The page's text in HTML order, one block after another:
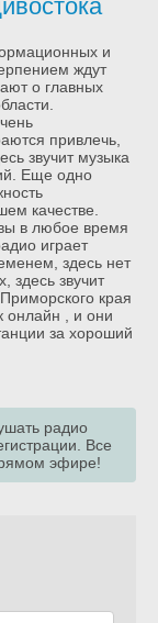
и
ждут
о главных
привлечь,
звучит музыка
Еще одно
качестве.
в любое время
играет
здесь нет
здесь звучит
края
онлайн , и они
за хороший
радио
Все
эфире!